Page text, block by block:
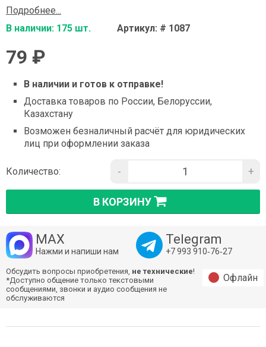
Подробнее...
В наличии: 175 шт.
Артикул: # 1087
79 ₽
В наличии и готов к отправке!
Доставка товаров по России, Белоруссии,
Казахстану
Возможен безналичный расчёт для юридических
лиц при оформлении заказа
Количество: - +
В КОРЗИНУ
MAX
Нажми и напиши нам
Telegram
+7 993 910‑76‑27
Обсудить вопросы приобретения, не технические!
*Доступно общение только текстовыми
сообщениями, звонки и аудио сообщения не
обслуживаются
Офлайн